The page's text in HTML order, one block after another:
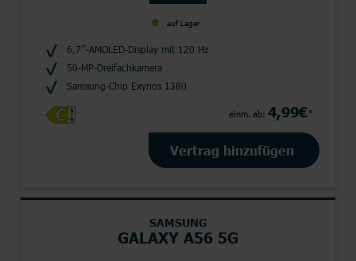
auf Lager
6,7’’-AMOLED-Display mit 120 Hz
50-MP-Dreifachkamera
Samsung-Chip Exynos 1380
einm. ab: 4,99€*
Vertrag hinzufügen
SAMSUNG
GALAXY A56 5G